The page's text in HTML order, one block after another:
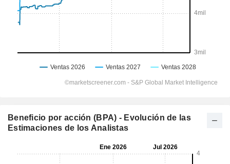
Beneficio por acción (BPA) - Evolución de las
Estimaciones de los Analistas